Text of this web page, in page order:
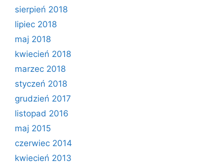
sierpień 2018
lipiec 2018
maj 2018
kwiecień 2018
marzec 2018
styczeń 2018
grudzień 2017
listopad 2016
maj 2015
czerwiec 2014
kwiecień 2013